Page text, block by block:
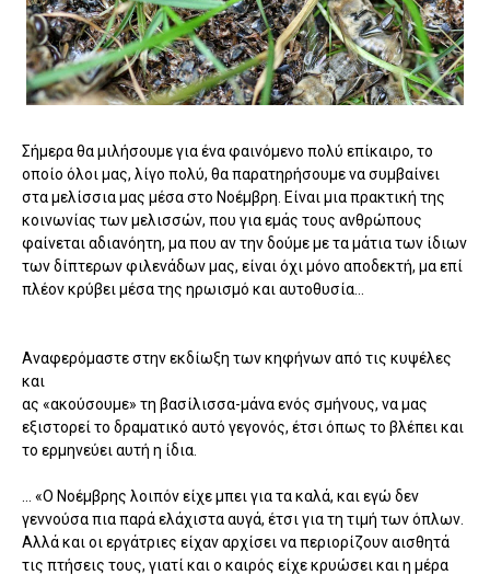
Σήμερα θα μιλήσουμε για ένα φαινόμενο πολύ επίκαιρο, το
οποίο όλοι μας, λίγο πολύ, θα παρατηρήσουμε να συμβαίνει
στα μελίσσια μας μέσα στο Νοέμβρη. Είναι μια πρακτική της
κοινωνίας των μελισσών, που για εμάς τους ανθρώπους
φαίνεται αδιανόητη, μα που αν την δούμε με τα μάτια των ίδιων
των δίπτερων φιλενάδων μας, είναι όχι μόνο αποδεκτή, μα επί
πλέον κρύβει μέσα της ηρωισμό και αυτοθυσία...
Αναφερόμαστε στην εκδίωξη των κηφήνων από τις κυψέλες
και
ας «ακούσουμε» τη βασίλισσα-μάνα ενός σμήνους, να μας
εξιστορεί το δραματικό αυτό γεγονός, έτσι όπως το βλέπει και
το ερμηνεύει αυτή η ίδια.
... «Ο Νοέμβρης λοιπόν είχε μπει για τα καλά, και εγώ δεν
γεννούσα πια παρά ελάχιστα αυγά, έτσι για τη τιμή των όπλων.
Αλλά και οι εργάτριες είχαν αρχίσει να περιορίζουν αισθητά
τις πτήσεις τους, γιατί και ο καιρός είχε κρυώσει και η μέρα